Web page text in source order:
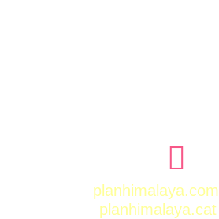
planhimalaya.com
planhimalaya.cat